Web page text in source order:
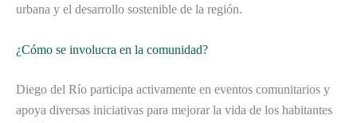
urbana y el desarrollo sostenible de la región.
¿Cómo se involucra en la comunidad?
Diego del Río participa activamente en eventos comunitarios y
apoya diversas iniciativas para mejorar la vida de los habitantes